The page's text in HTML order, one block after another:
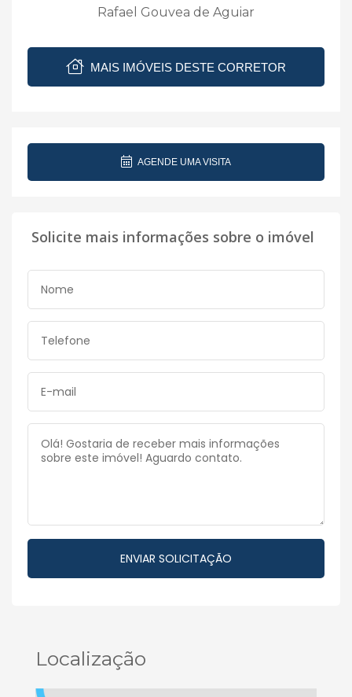
Rafael Gouvea de Aguiar
MAIS IMÓVEIS DESTE CORRETOR
AGENDE UMA VISITA
Solicite mais informações sobre o imóvel
Localização